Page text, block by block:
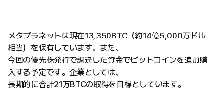
メタプラネットは現在13,350BTC（約14億5,000万ドル
相当）を保有しています。また、
今回の優先株発行で調達した資金でビットコインを追加購
入する予定です。企業としては、
長期的に合計21万BTCの取得を目標としています。